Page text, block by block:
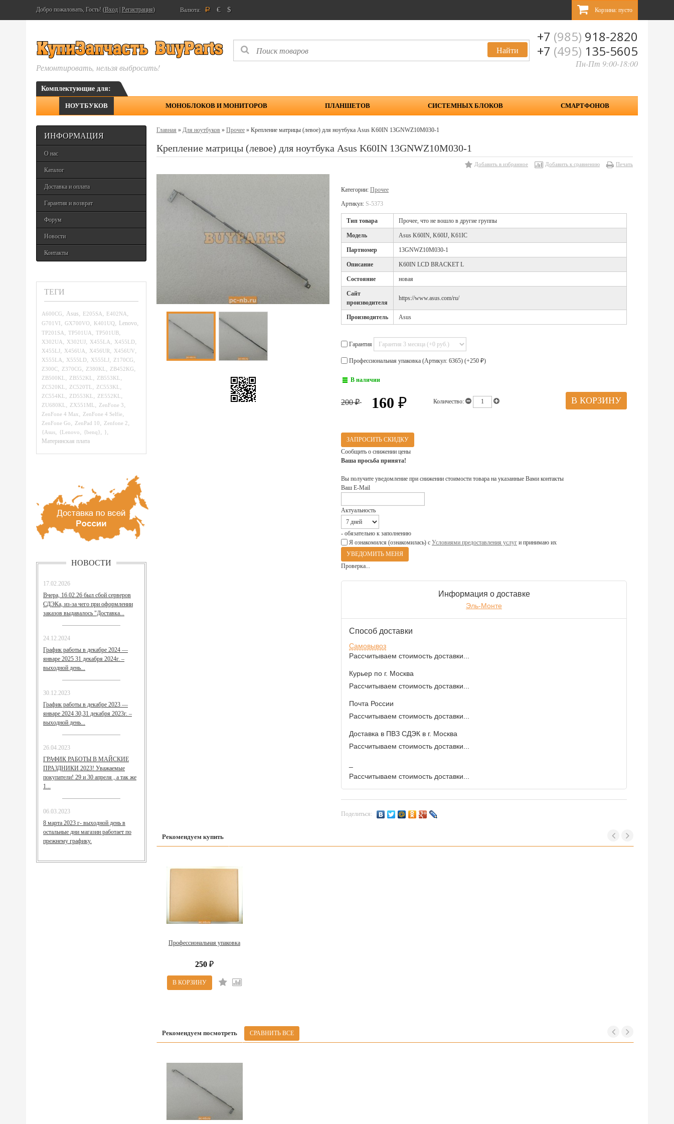
Добро пожаловать, Гость! (Вход Регистрация) Валюта: Р € $ Корзина: пусто
Ремонтировать, нельзя выбросить!
+7 (985) 918-2820
+7 (495) 135-5605
Пн-Пт 9:00-18:00
Комплектующие для:
НОУТБУКОВ МОНОБЛОКОВ И МОНИТОРОВ ПЛАНШЕТОВ СИСТЕМНЫХ БЛОКОВ СМАРТФОНОВ
ИНФОРМАЦИЯ
О нас
Каталог
Доставка и оплата
Гарантия и возврат
Форум
Новости
Контакты
ТЕГИ
A600CG, Asus, E205SA, E402NA,
G701VI, GX700VO, K401UQ, Lenovo,
TP201SA, TP501UA, TP501UB,
X302UA, X302UJ, X455LA, X455LD,
X455LJ, X456UA, X456UR, X456UV,
X555LA, X555LD, X555LJ, Z170CG,
Z300C, Z370CG, Z380KL, ZB452KG,
ZB500KL, ZB552KL, ZB553KL,
ZC520KL, ZC520TL, ZC553KL,
ZC554KL, ZD553KL, ZE552KL,
ZU680KL, ZX551ML, ZenFone 3,
ZenFone 4 Max, ZenFone 4 Selfie,
ZenFone Go, ZenPad 10, Zenfone 2,
{Asus, {Lenovo, {benq}, },
Материнская плата
НОВОСТИ
17.02.2026
Вчера, 16.02.26 был сбой серверов
СДЭКа, из-за чего при оформлении
заказов выдавалось "Доставка...
24.12.2024
График работы в декабре 2024 —
январе 2025 31 декабря 2024г. –
выходной день...
30.12.2023
График работы в декабре 2023 —
январе 2024 30,31 декабря 2023г. –
выходной день...
26.04.2023
ГРАФИК РАБОТЫ В МАЙСКИЕ
ПРАЗДНИКИ 2023! Уважаемые
покупатели! 29 и 30 апреля , а так же
1...
06.03.2023
8 марта 2023 г- выходной день в
остальные дни магазин работает по
прежнему графику.
Главная » Для ноутбуков » Прочее » Крепление матрицы (левое) для ноутбука Asus K60IN 13GNWZ10M030-1
Крепление матрицы (левое) для ноутбука Asus K60IN 13GNWZ10M030-1
Добавить в избранное Добавить к сравнению Печать
Категории: Прочее
Артикул: S-5373
Тип товара Прочее, что не вошло в другие группы
Модель Asus K60IN, K60IJ, K61IC
Партномер 13GNWZ10M030-1
Описание K60IN LCD BRACKET L
Cостояние новая
Cайт
производителя
https://www.asus.com/ru/
Производитель Asus
Гарантия
Профессиональная упаковка (Артикул: 6365) (+250 ₽)
В наличии
200₽ 160 ₽ Количество:
ЗАПРОСИТЬ СКИДКУ
Сообщить о снижении цены
Ваша просьба принята!
Вы получите уведомление при снижении стоимости товара на указанные Вами контакты
Ваш E-Mail
Актуальность
- обязательно к заполнению
Я ознакомился (ознакомилась) с Условиями предоставления услуг и принимаю их
Проверка...
Информация о доставке
Эль-Монте
Способ доставки
Самовывоз
Рассчитываем стоимость доставки...
Курьер по г. Москва
Рассчитываем стоимость доставки...
Почта России
Рассчитываем стоимость доставки...
Доставка в ПВЗ СДЭК в г. Москва
Рассчитываем стоимость доставки...
Рассчитываем стоимость доставки...
Поделиться:
Рекомендуем купить
Профессиональная упаковка
250 ₽
Рекомендуем посмотреть